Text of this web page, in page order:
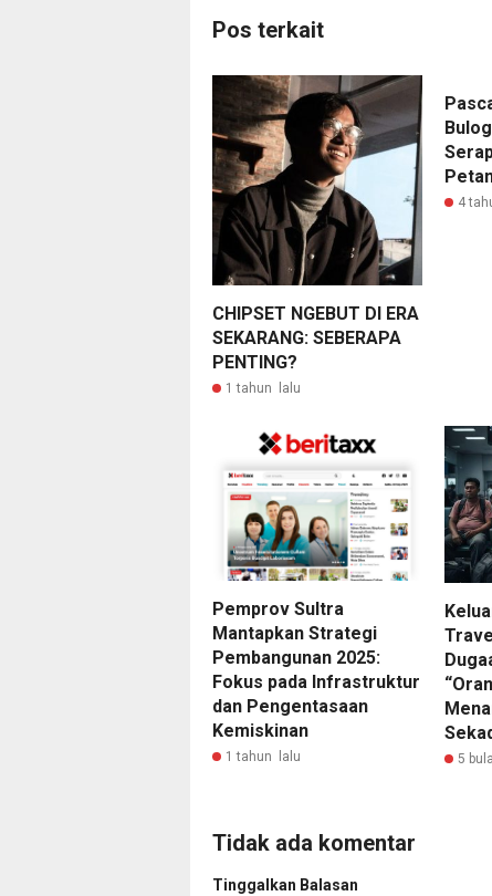
Pos terkait
CHIPSET NGEBUT DI ERA
SEKARANG: SEBERAPA
PENTING?
1 tahun lalu
4
Pemprov Sultra
Mantapkan Strategi
Pembangunan 2025:
Fokus pada Infrastruktur
dan Pengentasaan
Kemiskinan
1 tahun lalu 5
Tidak ada komentar
Tinggalkan Balasan